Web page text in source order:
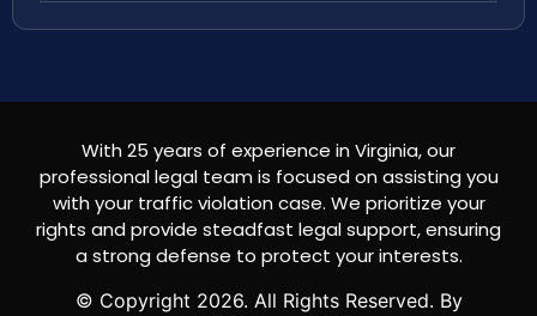
With 25 years of experience in Virginia, our
professional legal team is focused on assisting you
with your traffic violation case. We prioritize your
rights and provide steadfast legal support, ensuring
a strong defense to protect your interests.
© Copyright 2026. All Rights Reserved. By